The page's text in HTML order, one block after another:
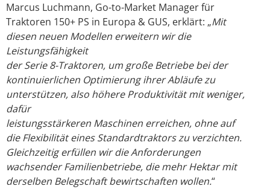
Marcus Luchmann, Go-to-Market Manager für
Traktoren 150+ PS in Europa & GUS, erklärt: „Mit
diesen neuen Modellen erweitern wir die
Leistungsfähigkeit
der Serie 8-Traktoren, um große Betriebe bei der
kontinuierlichen Optimierung ihrer Abläufe zu
unterstützen, also höhere Produktivität mit weniger,
dafür
leistungsstärkeren Maschinen erreichen, ohne auf
die Flexibilität eines Standardtraktors zu verzichten.
Gleichzeitig erfüllen wir die Anforderungen
wachsender Familienbetriebe, die mehr Hektar mit
derselben Belegschaft bewirtschaften wollen.“